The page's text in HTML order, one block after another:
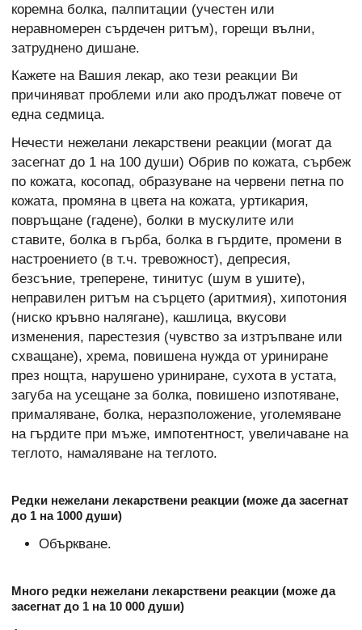
коремна болка, палпитации (учестен или
неравномерен сърдечен ритъм), горещи вълни,
затруднено дишане.
Кажете на Вашия лекар, ако тези реакции Ви
причиняват проблеми или ако продължат повече от
една седмица.
Нечести нежелани лекарствени реакции (могат да
засегнат до 1 на 100 души) Обрив по кожата, сърбеж
по кожата, косопад, образуване на червени петна по
кожата, промяна в цвета на кожата, уртикария,
повръщане (гадене), болки в мускулите или
ставите, болка в гърба, болка в гърдите, промени в
настроението (в т.ч. тревожност), депресия,
безсъние, треперене, тинитус (шум в ушите),
неправилен ритъм на сърцето (аритмия), хипотония
(ниско кръвно налягане), кашлица, вкусови
изменения, парестезия (чувство за изтръпване или
схващане), хрема, повишена нужда от уриниране
през нощта, нарушено уриниране, сухота в устата,
загуба на усещане за болка, повишено изпотяване,
прималяване, болка, неразположение, уголемяване
на гърдите при мъже, импотентност, увеличаване на
теглото, намаляване на теглото.
Редки нежелани лекарствени реакции (може да засегнат
до 1 на 1000 души)
Объркване.
Много редки нежелани лекарствени реакции (може да
засегнат до 1 на 10 000 души)